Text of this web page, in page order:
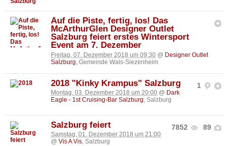
Auf die Piste, fertig, los! Das
McArthurGlen Designer Outlet
Salzburg feiert erstes Wintersport
Event am 7. Dezember
Freitag, 07. Dezember 2018 um 09:30 @ Designer Outlet
Salzburg , Gemeinde Wals-Siezenheim
1
2018 "Kinky Krampus" Salzburg
Montag, 03. Dezember 2018 um 20:00 @ Dark
Eagle - 1st Cruising-Bar Salzburg, Salzburg
7852 89
Salzburg feiert
Samstag, 01. Dezember 2018 um 21:00
@ Vis A Vis, Salzburg